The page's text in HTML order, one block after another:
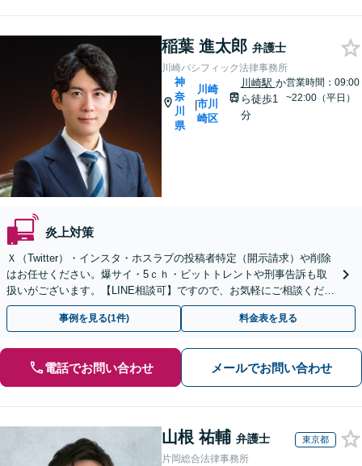
稲葉 進太郎 弁護士
川崎パシフィック法律事務所
神
奈
川
県
|
川崎
市川
崎区
川崎駅 か
ら徒歩1
分
営業時間：09:00
~22:00（平日）
炎上対策
Ｘ（Twitter）・インスタ・ホスラブの投稿者特定（開示請求）や削除
はお任せください。爆サイ・5ｃｈ・ビットトレントや刑事告訴も取
扱いがございます。【LINE相談可】ですので、お気軽にご相談くださ
い。
事例を見る(1件) 料金表を見る
電話でお問い合わせ メールでお問い合わせ
山根 祐輔 弁護士 東京都
片岡総合法律事務所